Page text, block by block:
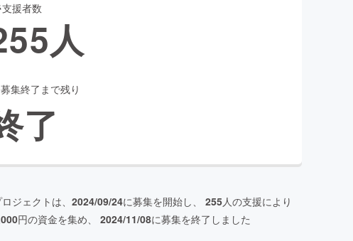
ルスケア
支援者数
人
募集終了まで残り
了
ジェクトは、 2024/09/24に募集を開始し、 255人の支援により
円の資金を集め、 2024/11/08に募集を終了しました